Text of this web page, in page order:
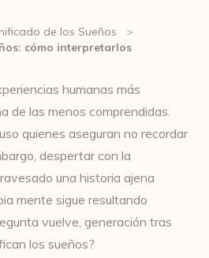
de los Sueños
cómo interpretarlos
humanas más
de las menos comprendidas.
quienes aseguran no recordar
despertar con la
una historia ajena
mente sigue resultando
vuelve, generación tras
los sueños?